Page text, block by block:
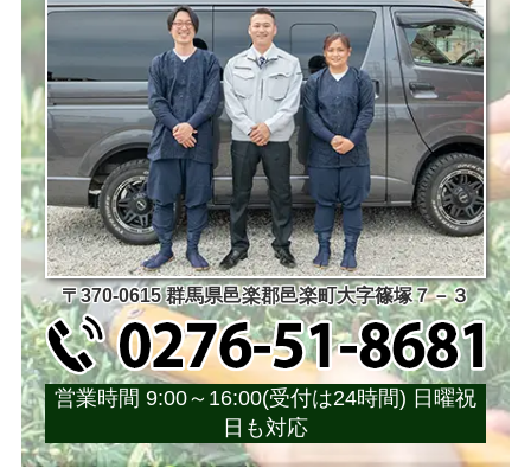
〒370-0615 群馬県邑楽郡邑楽町大字篠塚７－３
営業時間 9:00～16:00(受付は24時間) 日曜祝
日も対応